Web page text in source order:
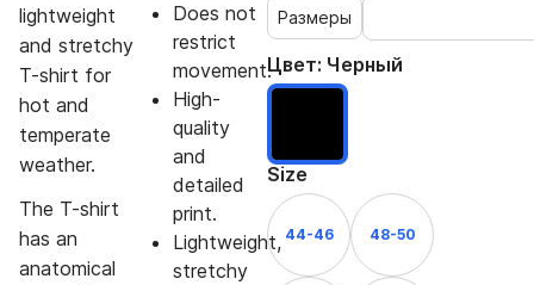
lightweight
and stretchy
T-shirt for
hot and
temperate
weather.
The T-shirt
has an
anatomical
Does not
restrict
movement.
High-
quality
and
detailed
print.
Lightweight,
stretchy
Размеры
Цвет: Черный
Size
44-46 48-50